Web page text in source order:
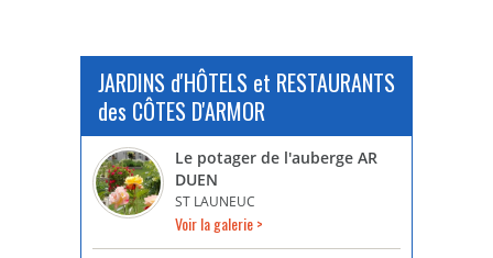
JARDINS d'HÔTELS et RESTAURANTS
des CÔTES D'ARMOR
Le potager de l'auberge AR
DUEN
ST LAUNEUC
Voir la galerie >